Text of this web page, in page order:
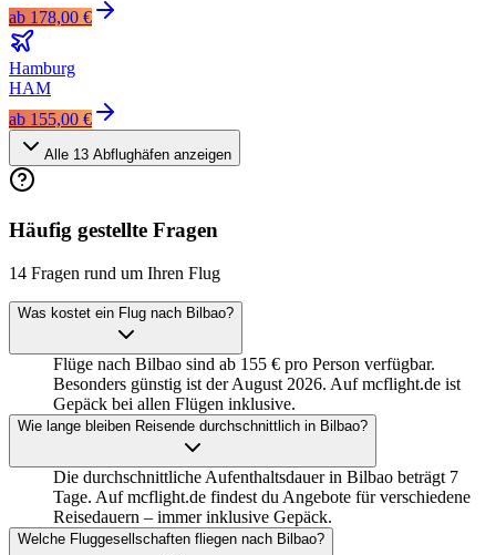
ab 178,00 €
Hamburg
HAM
ab 155,00 €
Alle 13 Abflughäfen anzeigen
Häufig gestellte Fragen
14 Fragen rund um Ihren Flug
Was kostet ein Flug nach Bilbao?
Flüge nach Bilbao sind ab 155 € pro Person verfügbar.
Besonders günstig ist der August 2026. Auf mcflight.de ist
Gepäck bei allen Flügen inklusive.
Wie lange bleiben Reisende durchschnittlich in Bilbao?
Die durchschnittliche Aufenthaltsdauer in Bilbao beträgt 7
Tage. Auf mcflight.de findest du Angebote für verschiedene
Reisedauern – immer inklusive Gepäck.
Welche Fluggesellschaften fliegen nach Bilbao?